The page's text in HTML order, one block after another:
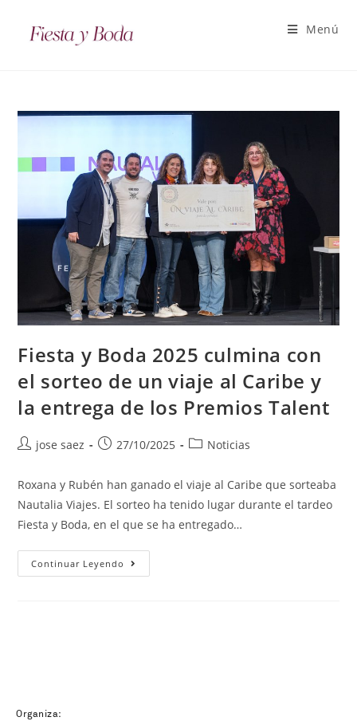
Menú
Fiesta y Boda 2025 culmina con
el sorteo de un viaje al Caribe y
la entrega de los Premios Talent
jose saez 27/10/2025 Noticias
Roxana y Rubén han ganado el viaje al Caribe que sorteaba
Nautalia Viajes. El sorteo ha tenido lugar durante el tardeo
Fiesta y Boda, en el que se ha entregado…
Continuar Leyendo
Organiza: